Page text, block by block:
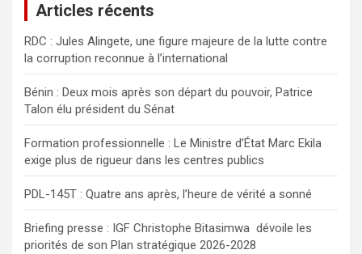
c
h
e
r
Articles récents
RDC : Jules Alingete, une figure majeure de la lutte contre
la corruption reconnue à l’international
Bénin : Deux mois après son départ du pouvoir, Patrice
Talon élu président du Sénat
Formation professionnelle : Le Ministre d’État Marc Ekila
exige plus de rigueur dans les centres publics
PDL-145T : Quatre ans après, l’heure de vérité a sonné
Briefing presse : IGF Christophe Bitasimwa dévoile les
priorités de son Plan stratégique 2026-2028